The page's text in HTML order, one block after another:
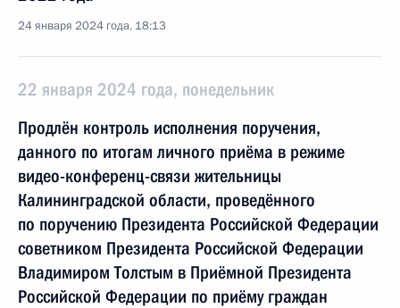
24 января 2024 года, 18:13
22 января 2024 года, понедельник
Продлён контроль исполнения поручения,
данного по итогам личного приёма в режиме
видео-конференц-связи жительницы
Калининградской области, проведённого
по поручению Президента Российской Федерации
советником Президента Российской Федерации
Владимиром Толстым в Приёмной Президента
Российской Федерации по приёму граждан